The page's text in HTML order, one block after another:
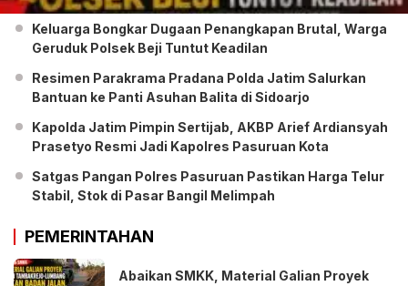
Keluarga Bongkar Dugaan Penangkapan Brutal, Warga
Geruduk Polsek Beji Tuntut Keadilan
Resimen Parakrama Pradana Polda Jatim Salurkan
Bantuan ke Panti Asuhan Balita di Sidoarjo
Kapolda Jatim Pimpin Sertijab, AKBP Arief Ardiansyah
Prasetyo Resmi Jadi Kapolres Pasuruan Kota
Satgas Pangan Polres Pasuruan Pastikan Harga Telur
Stabil, Stok di Pasar Bangil Melimpah
PEMERINTAHAN
Abaikan SMKK, Material Galian Proyek